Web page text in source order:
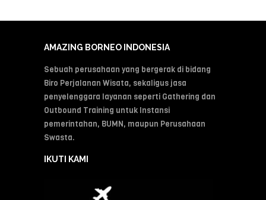
AMAZING BORNEO INDONESIA
Sebuah perusahaan yang bergerak di bidang
Biro Perjalanan Wisata, sekaligus jasa
penyelenggara layanan seperti Gathering dan
Outbound Training untuk Instansi
pemerintahan, BUMN, maupun Perusahaan
Swasta.
IKUTI KAMI